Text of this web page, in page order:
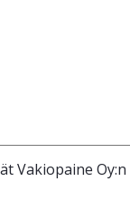
Vakiopaine Oy:n